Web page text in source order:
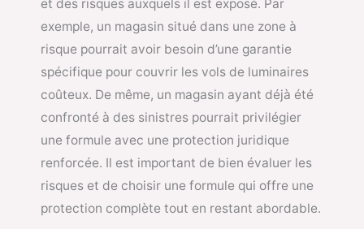
et des risques auxquels il est exposé. Par
exemple, un magasin situé dans une zone à
risque pourrait avoir besoin d’une garantie
spécifique pour couvrir les vols de luminaires
coûteux. De même, un magasin ayant déjà été
confronté à des sinistres pourrait privilégier
une formule avec une protection juridique
renforcée. Il est important de bien évaluer les
risques et de choisir une formule qui offre une
protection complète tout en restant abordable.